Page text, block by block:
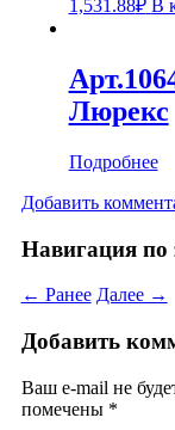
1,531.88₽ В
Люрекс
Подробнее
Добавить
Навигация по
← Ранее Далее →
Добавить
Ваш e-mail не
помечены *